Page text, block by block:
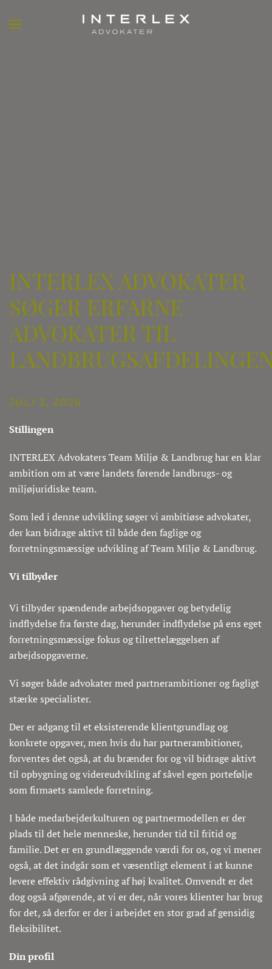
INTERLEX ADVOKATER
SØGER ERFARNE
ADVOKATER TIL
JULI 3, 2026
Stillingen
INTERLEX Advokaters Team Miljø & Landbrug har en klar
ambition om at være landets førende landbrugs- og
miljøjuridiske team.
Som led i denne udvikling søger vi ambitiøse advokater,
der kan bidrage aktivt til både den faglige og
forretningsmæssige udvikling af Team Miljø & Landbrug.
Vi tilbyder
Vi tilbyder spændende arbejdsopgaver og betydelig
indflydelse fra første dag, herunder indflydelse på ens eget
forretningsmæssige fokus og tilrettelæggelsen af
arbejdsopgaverne.
Vi søger både advokater med partnerambitioner og fagligt
stærke specialister.
Der er adgang til et eksisterende klientgrundlag og
konkrete opgaver, men hvis du har partnerambitioner,
forventes det også, at du brænder for og vil bidrage aktivt
til opbygning og videreudvikling af såvel egen portefølje
som firmaets samlede forretning.
I både medarbejderkulturen og partnermodellen er der
plads til det hele menneske, herunder tid til fritid og
familie. Det er en grundlæggende værdi for os, og vi mener
også, at det indgår som et væsentligt element i at kunne
levere effektiv rådgivning af høj kvalitet. Omvendt er det
dog også afgørende, at vi er der, når vores klienter har brug
for det, så derfor er der i arbejdet en stor grad af gensidig
fleksibilitet.
Din profil